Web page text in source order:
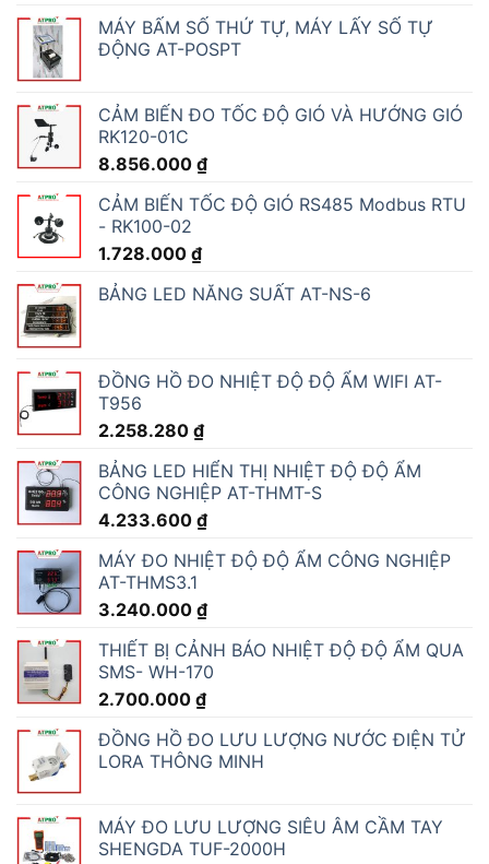
MÁY BẤM SỐ THỨ TỰ, MÁY LẤY SỐ TỰ
ĐỘNG AT-POSPT
CẢM BIẾN ĐO TỐC ĐỘ GIÓ VÀ HƯỚNG GIÓ
RK120-01C
8.856.000 ₫
CẢM BIẾN TỐC ĐỘ GIÓ RS485 Modbus RTU
- RK100-02
1.728.000 ₫
BẢNG LED NĂNG SUẤT AT-NS-6
ĐỒNG HỒ ĐO NHIỆT ĐỘ ĐỘ ẨM WIFI AT-
T956
2.258.280 ₫
BẢNG LED HIỂN THỊ NHIỆT ĐỘ ĐỘ ẨM
CÔNG NGHIỆP AT-THMT-S
4.233.600 ₫
MÁY ĐO NHIỆT ĐỘ ĐỘ ẨM CÔNG NGHIỆP
AT-THMS3.1
3.240.000 ₫
THIẾT BỊ CẢNH BÁO NHIỆT ĐỘ ĐỘ ẨM QUA
SMS- WH-170
2.700.000 ₫
ĐỒNG HỒ ĐO LƯU LƯỢNG NƯỚC ĐIỆN TỬ
LORA THÔNG MINH
MÁY ĐO LƯU LƯỢNG SIÊU ÂM CẦM TAY
SHENGDA TUF-2000H